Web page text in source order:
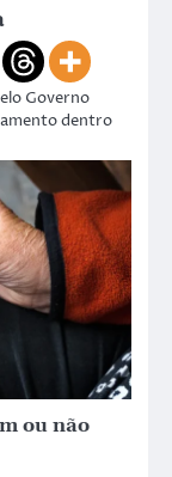
Governo
dentro
ou não